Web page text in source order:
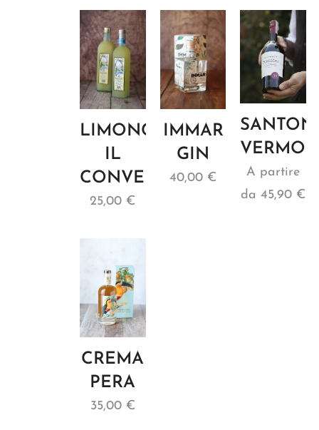
LIMONCELLO
IL
CONVENTO
25,00 €
IMMAR
GIN
40,00 €
SANTON
A partire
da45,90 €
CREMA
PERA
35,00€